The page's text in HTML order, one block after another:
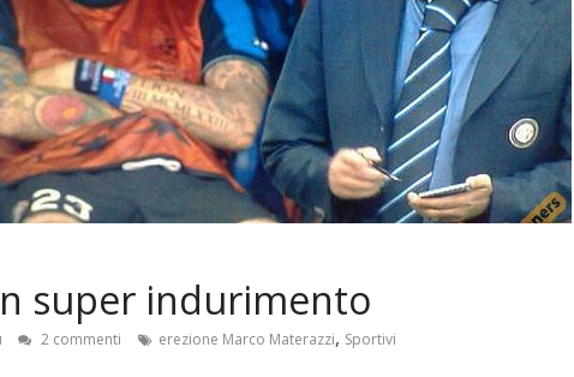
super indurimento
2 commenti erezione Marco Materazzi, Sportivi